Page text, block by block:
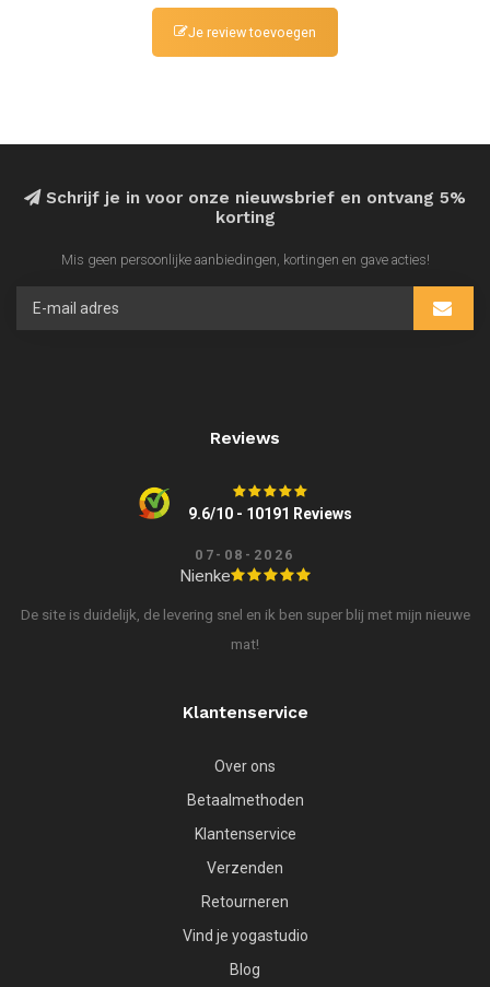
Je review toevoegen
Schrijf je in voor onze nieuwsbrief en ontvang 5%
korting
Mis geen persoonlijke aanbiedingen, kortingen en gave acties!
Reviews
9.6/10 - 10191 Reviews
07-08-2026
Nienke
De site is duidelijk, de levering snel en ik ben super blij met mijn nieuwe
mat!
Klantenservice
Over ons
Betaalmethoden
Klantenservice
Verzenden
Retourneren
Vind je yogastudio
Blog